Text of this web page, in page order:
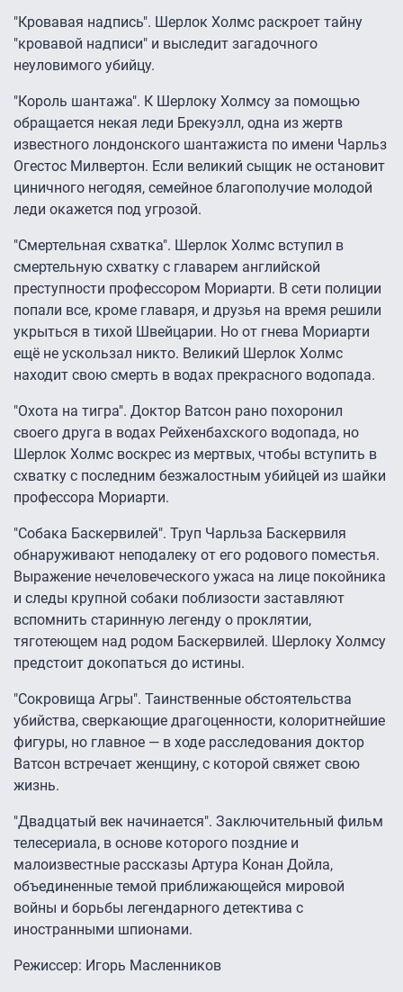
"Кровавая надпись". Шерлок Холмс раскроет тайну
"кровавой надписи" и выследит загадочного
неуловимого убийцу.
"Король шантажа". К Шерлоку Холмсу за помощью
обращается некая леди Брекуэлл, одна из жертв
известного лондонского шантажиста по имени Чарльз
Огестос Милвертон. Если великий сыщик не остановит
циничного негодяя, семейное благополучие молодой
леди окажется под угрозой.
"Смертельная схватка". Шерлок Холмс вступил в
смертельную схватку с главарем английской
преступности профессором Мориарти. В сети полиции
попали все, кроме главаря, и друзья на время решили
укрыться в тихой Швейцарии. Но от гнева Мориарти
ещё не ускользал никто. Великий Шерлок Холмс
находит свою смерть в водах прекрасного водопада.
"Охота на тигра". Доктор Ватсон рано похоронил
своего друга в водах Рейхенбахского водопада, но
Шерлок Холмс воскрес из мертвых, чтобы вступить в
схватку с последним безжалостным убийцей из шайки
профессора Мориарти.
"Собака Баскервилей". Труп Чарльза Баскервиля
обнаруживают неподалеку от его родового поместья.
Выражение нечеловеческого ужаса на лице покойника
и следы крупной собаки поблизости заставляют
вспомнить старинную легенду о проклятии,
тяготеющем над родом Баскервилей. Шерлоку Холмсу
предстоит докопаться до истины.
"Сокровища Агры". Таинственные обстоятельства
убийства, сверкающие драгоценности, колоритнейшие
фигуры, но главное — в ходе расследования доктор
Ватсон встречает женщину, с которой свяжет свою
жизнь.
"Двадцатый век начинается". Заключительный фильм
телесериала, в основе которого поздние и
малоизвестные рассказы Артура Конан Дойла,
объединенные темой приближающейся мировой
войны и борьбы легендарного детектива с
иностранными шпионами.
Режиссер: Игорь Масленников